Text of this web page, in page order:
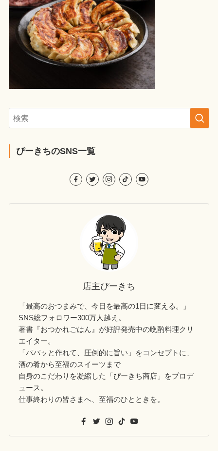
ぴーきちのSNS一覧
店主ぴーきち
「最高のおつまみで、今日を最高の1日に変える。」
SNS総フォロワー300万人越え。
著書『おつかれごはん』が好評発売中の晩酌料理クリ
エイター。
「パパッと作れて、圧倒的に旨い」をコンセプトに、
酒の肴から至福のスイーツまで
自身のこだわりを凝縮した「ぴーきち商店」をプロデ
ュース。
仕事終わりの皆さまへ、至福のひとときを。